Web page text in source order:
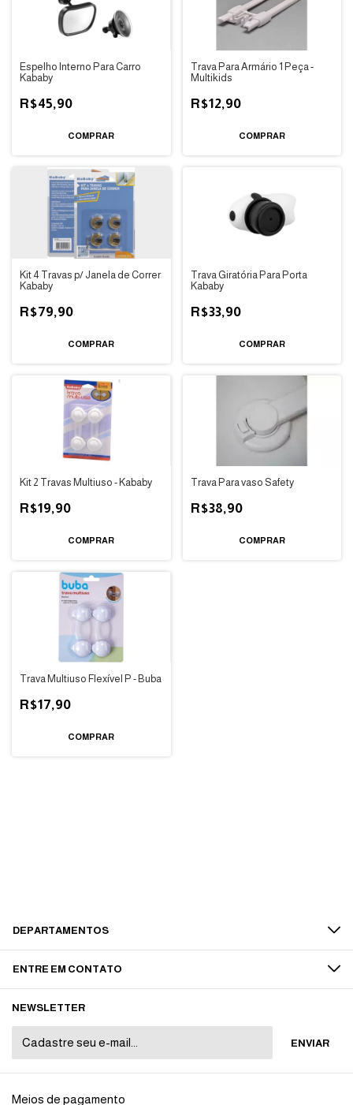
Espelho Interno Para Carro
Kababy
R$45,90
Trava Para Armário 1 Peça -
Multikids
R$12,90
Kit 4 Travas p/ Janela de Correr
Kababy
R$79,90
Trava Giratória Para Porta
Kababy
R$33,90
Kit 2 Travas Multiuso - Kababy
R$19,90
Trava Para vaso Safety
R$38,90
Trava Multiuso Flexível P - Buba
R$17,90
DEPARTAMENTOS
ENTRE EM CONTATO
NEWSLETTER
Meios de pagamento